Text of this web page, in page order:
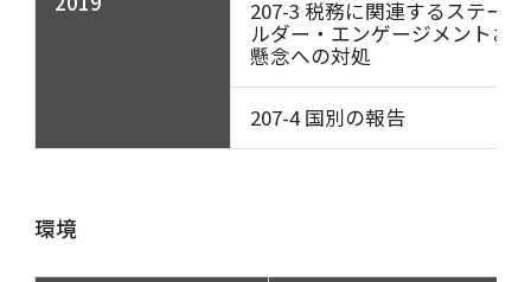
207-3 税務に関連するステー
ルダー・エンゲージメントお
懸念への対処
207-4 国別の報告
環境